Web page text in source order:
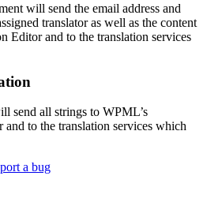
will send the email address and
translator as well as the content
Editor and to the translation services
send all strings to WPML’s
to the translation services which
a bug